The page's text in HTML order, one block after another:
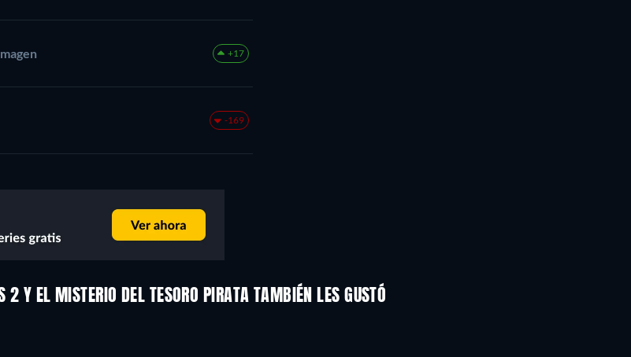
+17
-169
Y EL MISTERIO DEL TESORO PIRATA TAMBIÉN LES GUSTÓ